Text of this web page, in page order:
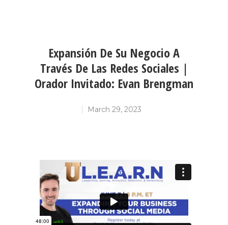
Expansión De Su Negocio A
Través De Las Redes Sociales |
Orador Invitado: Evan Brengman
March 29, 2023